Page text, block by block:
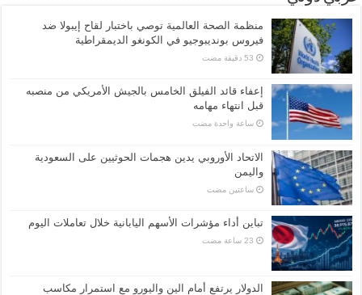
منظمة الصحة العالمية توصي باختبار لقاح إيبولا ضد
فيروس بونديبوجيو في الكونغو الديمقراطية
إعفاء قائد الفيلق الخامس بالجيش الأمريكي من منصبه
قبل انتهاء مهامه
‏ساعة واحدة مضت
الاتحاد الأوروبي يدين هجمات الحوثيين على السعودية
واليمن
‏ساعتين مضت
تباين أداء مؤشرات الأسهم اليابانية خلال تعاملات اليوم
الدولار يرتفع أمام الين واليورو مع استمرار مكاسب